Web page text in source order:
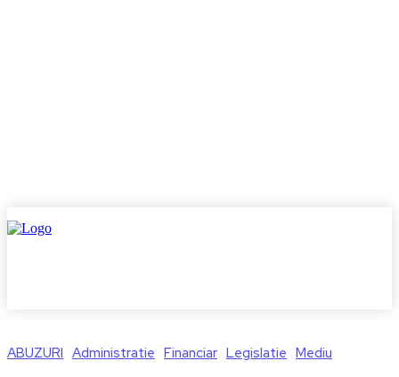
ABUZURI Administratie Financiar Legislatie Mediu